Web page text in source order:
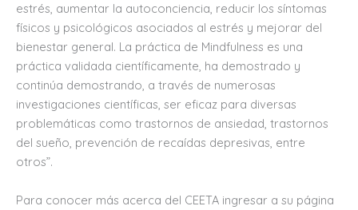
estrés, aumentar la autoconciencia, reducir los síntomas
físicos y psicológicos asociados al estrés y mejorar del
bienestar general. La práctica de Mindfulness es una
práctica validada científicamente, ha demostrado y
continúa demostrando, a través de numerosas
investigaciones científicas, ser eficaz para diversas
problemáticas como trastornos de ansiedad, trastornos
del sueño, prevención de recaídas depresivas, entre
otros”.
Para conocer más acerca del CEETA ingresar a su página